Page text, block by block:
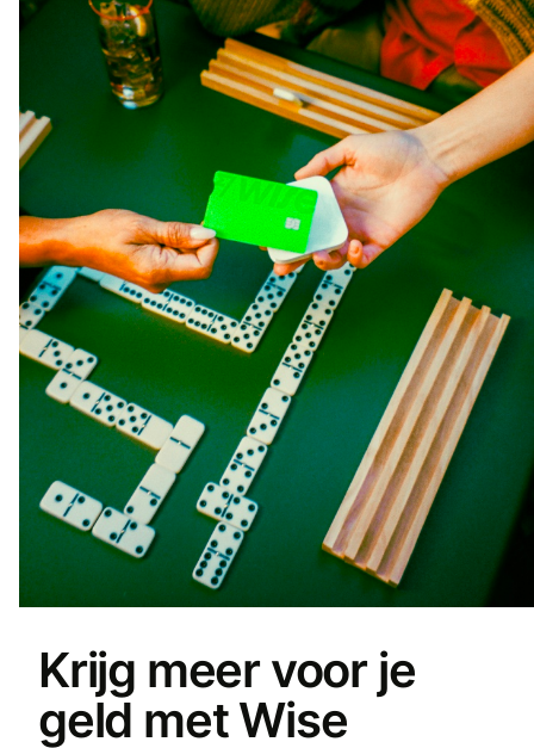
Krijg meer voor je
geld met Wise